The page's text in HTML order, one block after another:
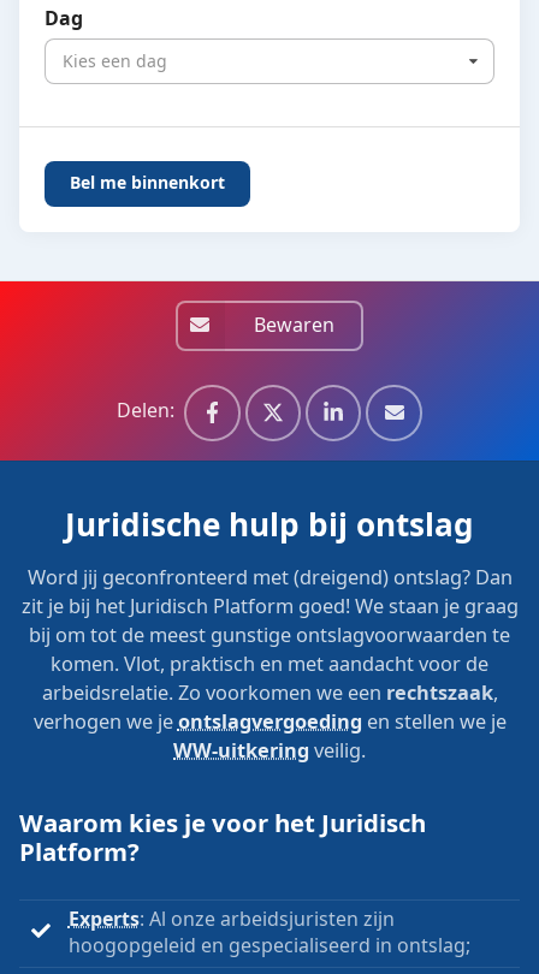
Dag
Kies een dag
Bewaren
Delen:
Juridische hulp bij ontslag
Word jij geconfronteerd met (dreigend) ontslag? Dan
zit je bij het Juridisch Platform goed! We staan je graag
bij om tot de meest gunstige ontslagvoorwaarden te
komen. Vlot, praktisch en met aandacht voor de
arbeidsrelatie. Zo voorkomen we een rechtszaak,
verhogen we jeontslagvergoeding en stellen we je
WW-uitkering veilig.
Waarom kies je voor het Juridisch
Platform?
Experts: Al onze arbeidsjuristen zijn
hoogopgeleid en gespecialiseerd in ontslag;